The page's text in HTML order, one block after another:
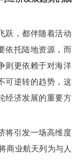
跃，都伴随着活动
依托陆地资源，而
则更依赖于对海洋
可逆转的趋势，这
经济发展的重要方
将引发一场高维度
商业航天列为与人